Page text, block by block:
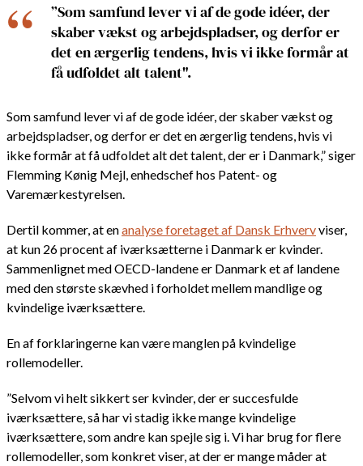
”Som samfund lever vi af de gode idéer, der
skaber vækst og arbejdspladser, og derfor er
det en ærgerlig tendens, hvis vi ikke formår at
få udfoldet alt talent".
Som samfund lever vi af de gode idéer, der skaber vækst og
arbejdspladser, og derfor er det en ærgerlig tendens, hvis vi
ikke formår at få udfoldet alt det talent, der er i Danmark,” siger
Flemming Kønig Mejl, enhedschef hos Patent- og
Varemærkestyrelsen.
Dertil kommer, at enanalyse foretaget af Dansk Erhvervviser,
at kun 26 procent af iværksætterne i Danmark er kvinder.
Sammenlignet med OECD-landene er Danmark et af landene
med den største skævhed i forholdet mellem mandlige og
kvindelige iværksættere.
En af forklaringerne kan være manglen på kvindelige
rollemodeller.
”Selvom vi helt sikkert ser kvinder, der er succesfulde
iværksættere, så har vi stadig ikke mange kvindelige
iværksættere, som andre kan spejle sig i. Vi har brug for flere
rollemodeller, som konkret viser, at der er mange måder at